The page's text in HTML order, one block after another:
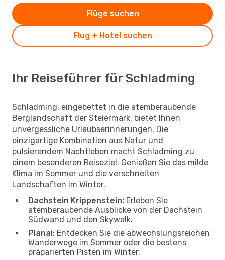
Flug + Hotel suchen
Flüge suchen
Ihr Reiseführer für Schladming
Schladming, eingebettet in die atemberaubende
Berglandschaft der Steiermark, bietet Ihnen
unvergessliche Urlaubserinnerungen. Die
einzigartige Kombination aus Natur und
pulsierendem Nachtleben macht Schladming zu
einem besonderen Reiseziel. Genießen Sie das milde
Klima im Sommer und die verschneiten
Landschaften im Winter.
Dachstein Krippenstein: Erleben Sie
atemberaubende Ausblicke von der Dachstein
Südwand und den Skywalk.
Planai: Entdecken Sie die abwechslungsreichen
Wanderwege im Sommer oder die bestens
präparierten Pisten im Winter.